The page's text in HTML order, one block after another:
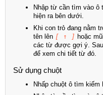
Nhập từ cần tìm vào
hiện ra bên dưới.
Khi con trỏ đang nằm
tên lên [ ↑ ] hoặc
các từ được gợi ý.
để xem chi tiết từ đó.
Sử dụng chuột
Nhấp chuột ô tìm